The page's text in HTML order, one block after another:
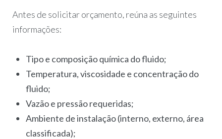
Antes de solicitar orçamento, reúna as seguintes
informações:
Tipo e composição química do fluido;
Temperatura, viscosidade e concentração do
fluido;
Vazão e pressão requeridas;
Ambiente de instalação (interno, externo, área
classificada);